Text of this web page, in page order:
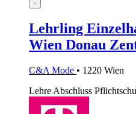
Lehrling
Wien Donau
C&A Mode • 1220 Wien
Lehre Abschluss